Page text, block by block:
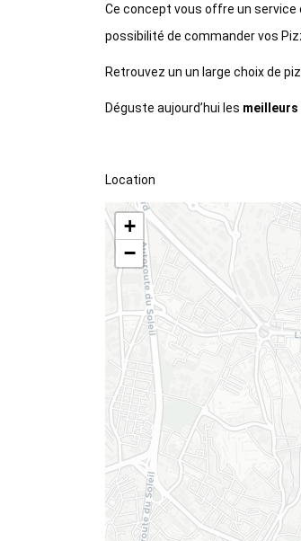
Ce concept vous offre un
possibilité de commander vos
Retrouvez un un large choix de
Déguste aujourd’hui les
Location
+
−